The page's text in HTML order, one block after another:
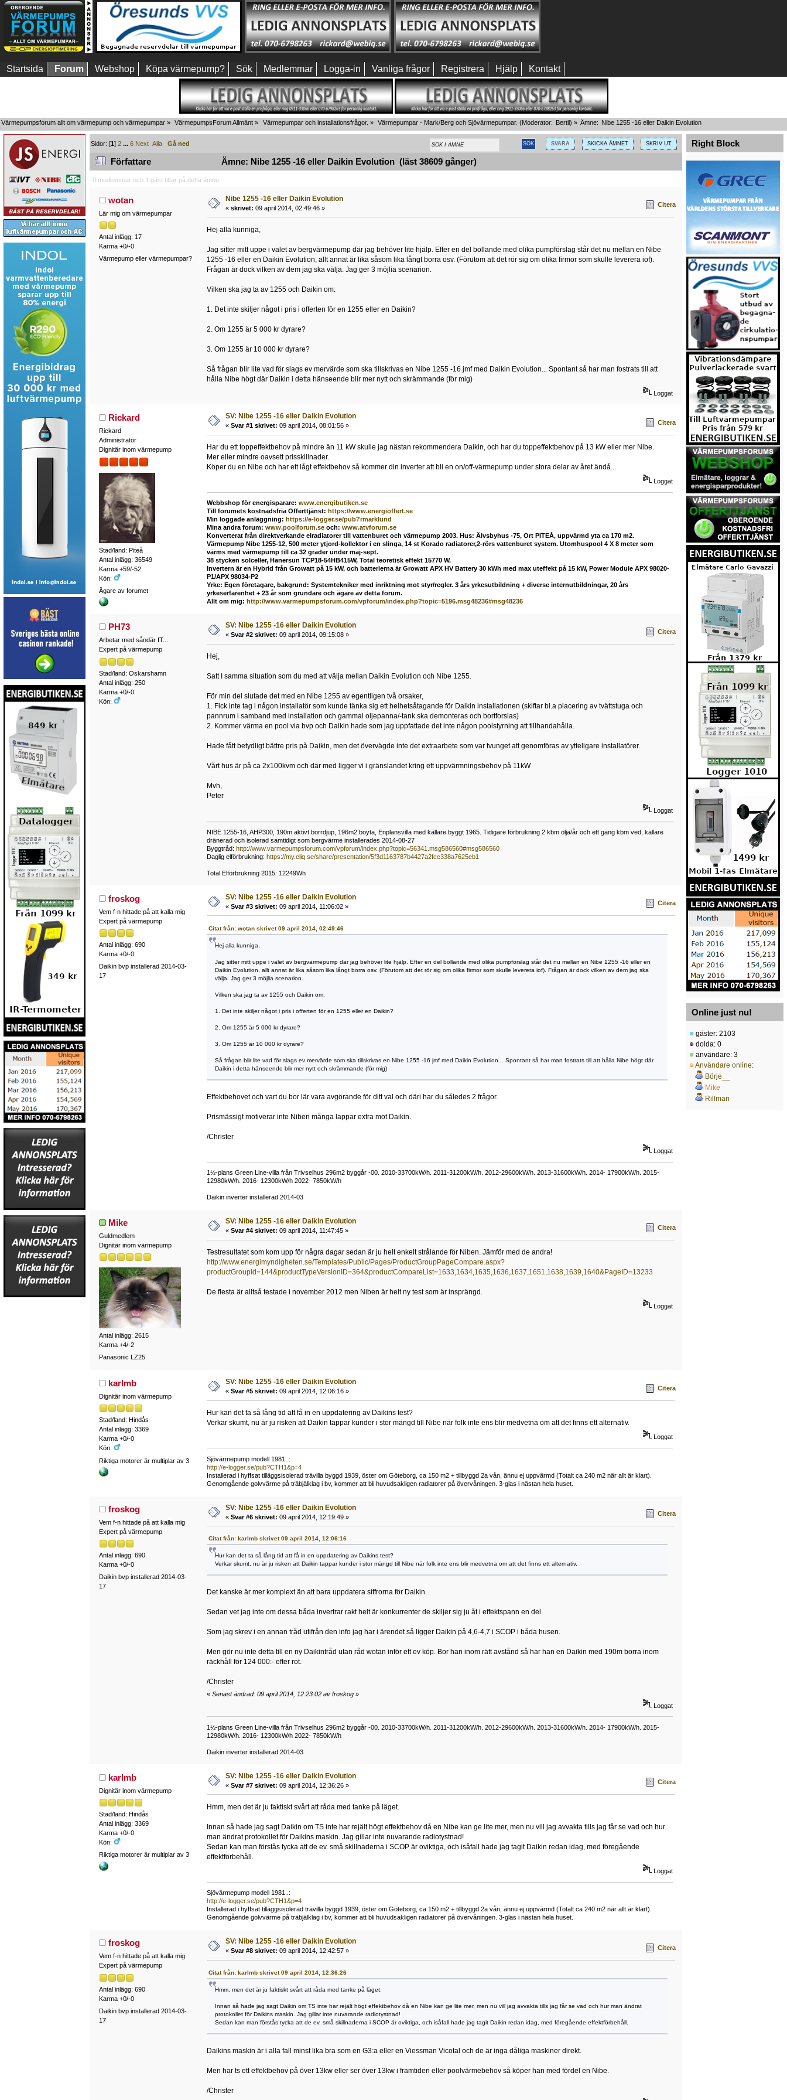
Startsida Forum Webshop Köpa värmepump? Sök Medlemmar Logga-in Vanliga frågor Registrera Hjälp Kontakt
Värmepumpsforum allt om värmepump och värmepumpar » VärmepumpsForum Allmänt » Värmepumpar och installationsfrågor. » Värmepumpar - Mark/Berg och Sjövärmepumpar. (Moderator: Bertil) » Ämne: Nibe 1255 -16 eller Daikin Evolution
SVARA SKICKA ÄMNET SKRIV UT
Sidor: [1]2 ...6 Next Alla Gå ned
Författare Ämne: Nibe 1255 -16 eller Daikin Evolution (läst 38609 gånger)
0 medlemmar och 1 gäst tittar på detta ämne.
wotan
Lär mig om värmepumpar
Antal inlägg: 17
Karma +0/-0
Värmepump eller värmepumpar?
Nibe 1255 -16 eller Daikin Evolution
« skrivet: 09 april 2014, 02:49:46 » Citera
Hej alla kunniga,
Jag sitter mitt uppe i valet av bergvärmepump där jag behöver lite hjälp. Efter en del bollande med olika pumpförslag står det nu mellan en Nibe
1255 -16 eller en Daikin Evolution, allt annat är lika såsom lika långt borra osv. (Förutom att det rör sig om olika firmor som skulle leverera iof).
Frågan är dock vilken av dem jag ska välja. Jag ger 3 möjlia scenarion.
Vilken ska jag ta av 1255 och Daikin om:
1. Det inte skiljer något i pris i offerten för en 1255 eller en Daikin?
2. Om 1255 är 5 000 kr dyrare?
3. Om 1255 är 10 000 kr dyrare?
Så frågan blir lite vad för slags ev mervärde som ska tillskrivas en Nibe 1255 -16 jmf med Daikin Evolution... Spontant så har man fostrats till att
hålla Nibe högt där Daikin i detta hänseende blir mer nytt och skrämmande (för mig)
Loggat
Rickard
Rickard
Administratör
Dignitär inom värmepump
Stad/land: Piteå
Antal inlägg: 36549
Karma +59/-52
Kön:
Ägare av forumet
SV: Nibe 1255 -16 eller Daikin Evolution
« Svar #1 skrivet: 09 april 2014, 08:01:56 » Citera
Har du ett toppeffektbehov på mindre än 11 kW skulle jag nästan rekommendera Daikin, och har du toppeffektbehov på 13 kW eller mer Nibe.
Mer eller mindre oavsett prisskillnader.
Köper du en Nibe och har ett lågt effektbehov så kommer din inverter att bli en on/off-värmepump under stora delar av året ändå...
Loggat
Webbshop för energisparare: www.energibutiken.se
Till forumets kostnadsfria Offerttjänst: https://www.energioffert.se
Min loggade anläggning: https://e-logger.se/pub?rmarklund
Mina andra forum: www.poolforum.seoch: www.atvforum.se
Konverterat från direktverkande elradiatorer till vattenburet och värmepump 2003. Hus: Älvsbyhus -75, Ort PITEÅ, uppvärmd yta ca 170 m2.
Värmepump Nibe 1255-12, 500 meter ytjord-kollektor i en slinga, 14 st Korado radiatorer,2-rörs vattenburet system. Utomhuspool 4 X 8 meter som
värms med värmepump till ca 32 grader under maj-sept.
38 stycken solceller, Hanersun TCP18-54HB415W, Total teoretisk effekt 15770 W.
Invertern är en Hybrid från Growatt på 15 kW, och batterierna är Growatt APX HV Battery 30 kWh med max uteffekt på 15 kW, Power Module APX 98020-
P1/APX 98034-P2
Yrke: Egen företagare, bakgrund: Systemtekniker med inriktning mot styr/regler. 3 års yrkesutbildning + diverse internutbildningar, 20 års
yrkeserfarenhet + 23 år som grundare och ägare av detta forum.
Allt om mig: http://www.varmepumpsforum.com/vpforum/index.php?topic=5196.msg48236#msg48236
PH73
Arbetar med såndär IT...
Expert på värmepump
Stad/land: Oskarshamn
Antal inlägg: 250
Karma +0/-0
Kön:
SV: Nibe 1255 -16 eller Daikin Evolution
« Svar #2 skrivet: 09 april 2014, 09:15:08 » Citera
Hej,
Satt I samma situation som du med att välja mellan Daikin Evolution och Nibe 1255.
För min del slutade det med en Nibe 1255 av egentligen två orsaker,
1. Fick inte tag i någon installatör som kunde tänka sig ett helhetsåtagande för Daikin installationen (skiftar bl.a placering av tvättstuga och
pannrum i samband med installation och gammal oljepanna/-tank ska demonteras och bortforslas)
2. Kommer värma en pool via bvp och Daikin hade som jag uppfattade det inte någon poolstyrning att tillhandahålla.
Hade fått betydligt bättre pris på Daikin, men det övervägde inte det extraarbete som var tvunget att genomföras av ytteligare installatörer.
Vårt hus är på ca 2x100kvm och där med ligger vi i gränslandet kring ett uppvärmningsbehov på 11kW
Mvh,
Peter
Loggat
NIBE 1255-16, AHP300, 190m aktivt borrdjup, 196m2 boyta, Enplansvilla med källare byggt 1965. Tidigare förbrukning 2 kbm olja/år och ett gäng kbm ved, källare
dränerad och isolerad samtidigt som bergvärme installerades 2014-08-27
Byggtråd: http://www.varmepumpsforum.com/vpforum/index.php?topic=56341.msg586560#msg586560
Daglig elförbrukning: https://my.eliq.se/share/presentation/5f3d1163787b4427a2fcc338a7625eb1
Total Elförbrukning 2015: 12249Wh
froskog
Vem f-n hittade på att kalla mig
Expert på värmepump
Antal inlägg: 690
Karma +0/-0
Daikin bvp installerad 2014-03-
17
SV: Nibe 1255 -16 eller Daikin Evolution
« Svar #3 skrivet: 09 april 2014, 11:06:02 » Citera
Citat från: wotan skrivet 09 april 2014, 02:49:46
Hej alla kunniga,
Jag sitter mitt uppe i valet av bergvärmepump där jag behöver lite hjälp. Efter en del bollande med olika pumpförslag står det nu mellan en Nibe 1255 -16 eller en
Daikin Evolution, allt annat är lika såsom lika långt borra osv. (Förutom att det rör sig om olika firmor som skulle leverera iof). Frågan är dock vilken av dem jag ska
välja. Jag ger 3 möjlia scenarion.
Vilken ska jag ta av 1255 och Daikin om:
1. Det inte skiljer något i pris i offerten för en 1255 eller en Daikin?
2. Om 1255 är 5 000 kr dyrare?
3. Om 1255 är 10 000 kr dyrare?
Så frågan blir lite vad för slags ev mervärde som ska tillskrivas en Nibe 1255 -16 jmf med Daikin Evolution... Spontant så har man fostrats till att hålla Nibe högt där
Daikin i detta hänseende blir mer nytt och skrämmande (för mig)
Effektbehovet och vart du bor lär vara avgörande för ditt val och däri har du således 2 frågor.
Prismässigt motiverar inte Niben många lappar extra mot Daikin.
/Christer
Loggat
1½-plans Green Line-villa från Trivselhus 296m2 byggår -00. 2010-33700kW/h. 2011-31200kW/h. 2012-29600kW/h. 2013-31600kW/h. 2014- 17900kW/h. 2015-
12980kW/h. 2016- 12300kW/h 2022- 7850kW/h
Daikin inverter installerad 2014-03
Mike
Guldmedlem
Dignitär inom värmepump
Antal inlägg: 2615
Karma +4/-2
Panasonic LZ25
SV: Nibe 1255 -16 eller Daikin Evolution
« Svar #4 skrivet: 09 april 2014, 11:47:45 » Citera
Testresultatet som kom upp för några dagar sedan är ju helt enkelt strålande för Niben. Jämför med de andra!
http://www.energimyndigheten.se/Templates/Public/Pages/ProductGroupPageCompare.aspx?
productGroupId=144&productTypeVersionID=364&productCompareList=1633,1634,1635,1636,1637,1651,1638,1639,1640&PageID=13233
De flesta är alltså testade i november 2012 men Niben är helt ny test som är insprängd.
Loggat
karlmb
Dignitär inom värmepump
Stad/land: Hindås
Antal inlägg: 3369
Karma +0/-0
Kön:
Riktiga motorer är multiplar av 3
SV: Nibe 1255 -16 eller Daikin Evolution
« Svar #5 skrivet: 09 april 2014, 12:06:16 » Citera
Hur kan det ta så lång tid att få in en uppdatering av Daikins test?
Verkar skumt, nu är ju risken att Daikin tappar kunder i stor mängd till Nibe när folk inte ens blir medvetna om att det finns ett alternativ.
Loggat
Sjövärmepump modell 1981..:
http://e-logger.se/pub?CTH1&p=4
Installerad i hyffsat tilläggsisolerad trävilla byggd 1939, öster om Göteborg, ca 150 m2 + tillbyggd 2a vån, ännu ej uppvärmd (Totalt ca 240 m2 när allt är klart).
Genomgående golvvärme på träbjälklag i bv, kommer att bli huvudsakligen radiatorer på övervåningen. 3-glas i nästan hela huset.
froskog
Vem f-n hittade på att kalla mig
Expert på värmepump
Antal inlägg: 690
Karma +0/-0
Daikin bvp installerad 2014-03-
17
SV: Nibe 1255 -16 eller Daikin Evolution
« Svar #6 skrivet: 09 april 2014, 12:19:49 » Citera
Citat från: karlmb skrivet 09 april 2014, 12:06:16
Hur kan det ta så lång tid att få in en uppdatering av Daikins test?
Verkar skumt, nu är ju risken att Daikin tappar kunder i stor mängd till Nibe när folk inte ens blir medvetna om att det finns ett alternativ.
Det kanske är mer komplext än att bara uppdatera siffrorna för Daikin.
Sedan vet jag inte om dessa båda invertrar rakt helt är konkurrenter de skiljer sig ju åt i effektspann en del.
Som jag skrev i en annan tråd utifrån den info jag har i ärendet så ligger Daikin på 4,6-4,7 i SCOP i båda husen.
Men gör nu inte detta till en ny Daikintråd utan råd wotan inför ett ev köp. Bor han inom rätt avstånd så har han en Daikin med 190m borra inom
räckhåll för 124 000:- efter rot.
/Christer
« Senast ändrad: 09 april 2014, 12:23:02 av froskog»
Loggat
1½-plans Green Line-villa från Trivselhus 296m2 byggår -00. 2010-33700kW/h. 2011-31200kW/h. 2012-29600kW/h. 2013-31600kW/h. 2014- 17900kW/h. 2015-
12980kW/h. 2016- 12300kW/h 2022- 7850kW/h
Daikin inverter installerad 2014-03
karlmb
Dignitär inom värmepump
Stad/land: Hindås
Antal inlägg: 3369
Karma +0/-0
Kön:
Riktiga motorer är multiplar av 3
SV: Nibe 1255 -16 eller Daikin Evolution
« Svar #7 skrivet: 09 april 2014, 12:36:26 » Citera
Hmm, men det är ju faktiskt svårt att råda med tanke på läget.
Innan så hade jag sagt Daikin om TS inte har rejält högt effektbehov då en Nibe kan ge lite mer, men nu vill jag avvakta tills jag får se vad och hur
man ändrat protokollet för Daikins maskin. Jag gillar inte nuvarande radiotystnad!
Sedan kan man förstås tycka att de ev. små skillnaderna i SCOP är oviktiga, och isåfall hade jag tagit Daikin redan idag, med föregående
effektförbehåll.
Loggat
Sjövärmepump modell 1981..:
http://e-logger.se/pub?CTH1&p=4
Installerad i hyffsat tilläggsisolerad trävilla byggd 1939, öster om Göteborg, ca 150 m2 + tillbyggd 2a vån, ännu ej uppvärmd (Totalt ca 240 m2 när allt är klart).
Genomgående golvvärme på träbjälklag i bv, kommer att bli huvudsakligen radiatorer på övervåningen. 3-glas i nästan hela huset.
froskog
Vem f-n hittade på att kalla mig
Expert på värmepump
Antal inlägg: 690
Karma +0/-0
Daikin bvp installerad 2014-03-
17
SV: Nibe 1255 -16 eller Daikin Evolution
« Svar #8 skrivet: 09 april 2014, 12:42:57 » Citera
Citat från: karlmb skrivet 09 april 2014, 12:36:26
Hmm, men det är ju faktiskt svårt att råda med tanke på läget.
Innan så hade jag sagt Daikin om TS inte har rejält högt effektbehov då en Nibe kan ge lite mer, men nu vill jag avvakta tills jag får se vad och hur man ändrat
protokollet för Daikins maskin. Jag gillar inte nuvarande radiotystnad!
Sedan kan man förstås tycka att de ev. små skillnaderna i SCOP är oviktiga, och isåfall hade jag tagit Daikin redan idag, med föregående effektförbehåll.
Daikins maskin är i alla fall minst lika bra som en G3:a eller en Viessman Vicotal och de är inga dåliga maskiner direkt.
Men har ts ett effektbehov på över 13kw eller ser över 13kw i framtiden eller poolvärmebehov så köper han med fördel en Nibe.
/Christer
Right Block
Online just nu!
gäster: 2103
dolda: 0
användare: 3
Användare online:
Börje__
Mike
Rillman